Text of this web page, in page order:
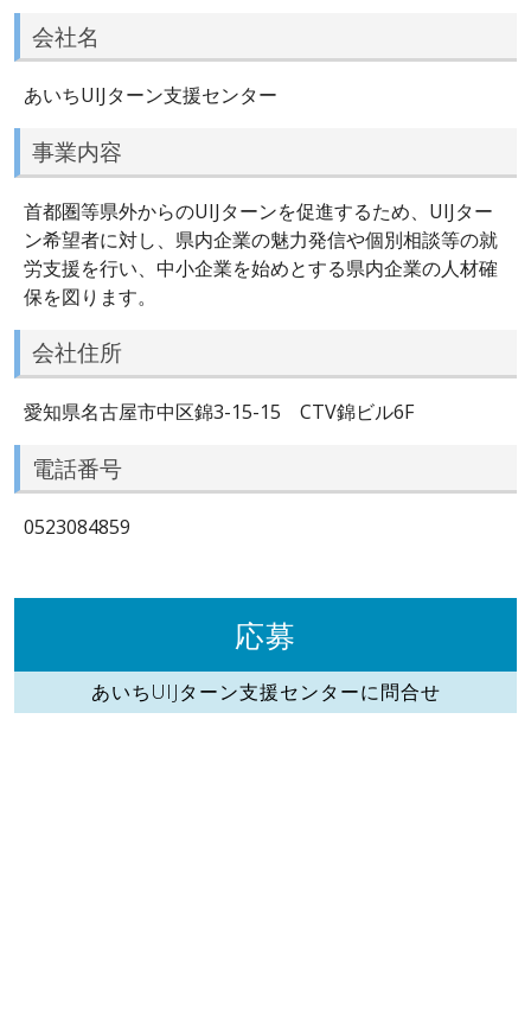
会社名
あいちUIJターン支援センター
事業内容
首都圏等県外からのUIJターンを促進するため、UIJター
ン希望者に対し、県内企業の魅力発信や個別相談等の就
労支援を行い、中小企業を始めとする県内企業の人材確
保を図ります。
会社住所
愛知県名古屋市中区錦3-15-15 CTV錦ビル6F
電話番号
0523084859
応募
あいちUIJターン支援センターに問合せ